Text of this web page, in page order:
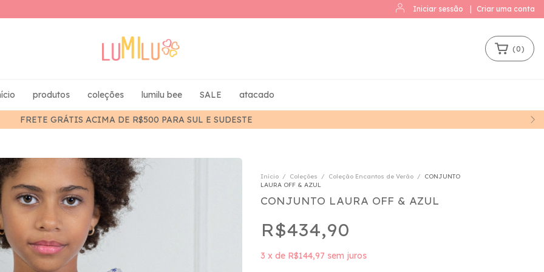
Iniciar sessão Criar uma conta
FRETE GRÁTIS ACIMA DE R$500 PARA SUL E SUDESTE
(0)
produtos coleções lumilu bee SALE atacado
Início / Coleções / Coleção Encantos de Verão /
CONJUNTO
LAURA OFF & AZUL
CONJUNTO LAURA OFF & AZUL
R$434,90
3 x de R$144,97 sem juros